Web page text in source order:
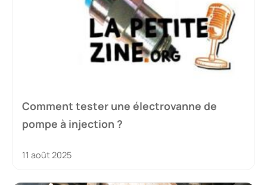
Comment tester une électrovanne de
pompe à injection ?
11 août 2025